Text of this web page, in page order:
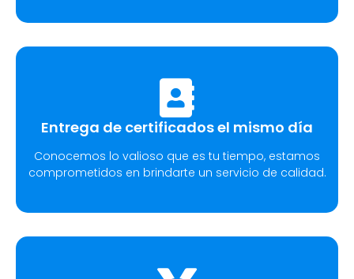
Entrega de certificados el mismo día
Conocemos lo valioso que es tu tiempo, estamos
comprometidos en brindarte un servicio de calidad.